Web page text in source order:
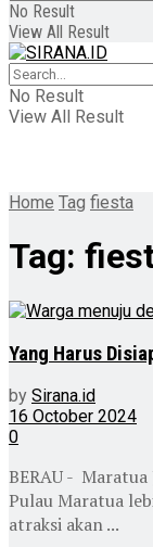
No Result
View All Result
No Result
View All Result
Home Tag fiesta
Tag:
Yang Harus
by Sirana.id
16 October 2024
0
BERAU - Maratua
Pulau Maratua
atraksi akan ...